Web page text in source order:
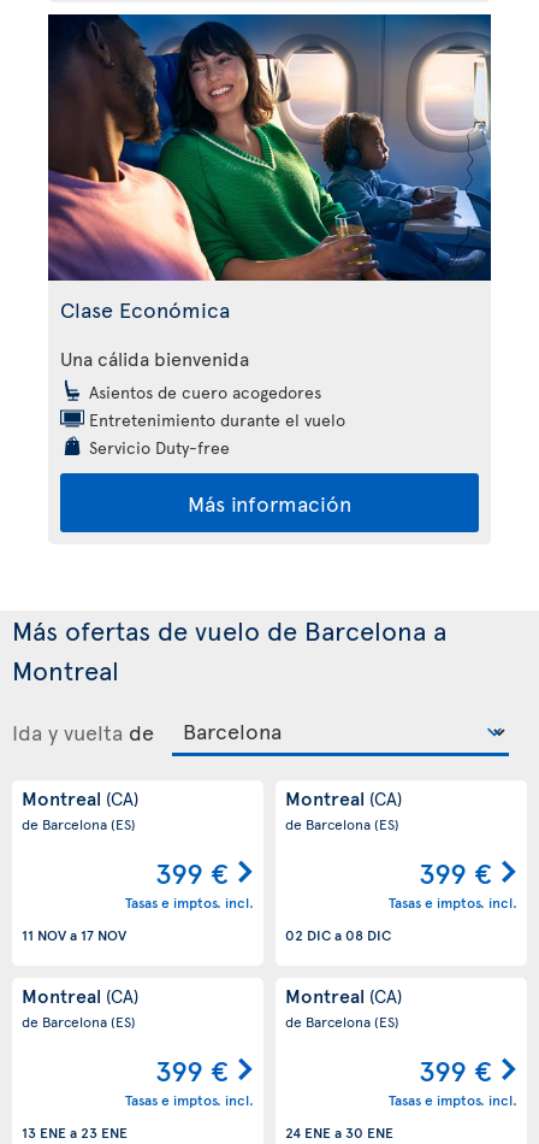
Clase Económica
Una cálida bienvenida
Asientos de cuero acogedores
Entretenimiento durante el vuelo
Servicio Duty-free
Más información
Más ofertas de vuelo de Barcelona a
Montreal
Ida y vuelta de
Montreal (CA)
de Barcelona(ES)
399 €
Tasas e imptos. incl.
11 NOVa17 NOV
Montreal (CA)
de Barcelona(ES)
399 €
Tasas e imptos. incl.
02 DICa08 DIC
Montreal (CA)
de Barcelona(ES)
399 €
Tasas e imptos. incl.
13 ENEa23 ENE
Montreal (CA)
de Barcelona(ES)
399 €
Tasas e imptos. incl.
24 ENEa30 ENE